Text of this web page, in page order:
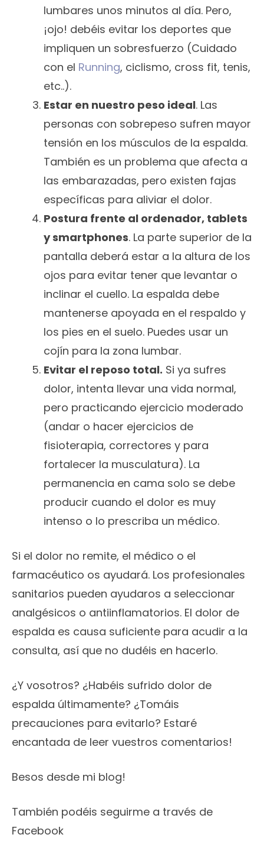
lumbares unos minutos al día. Pero,
¡ojo! debéis evitar los deportes que
impliquen un sobresfuerzo (Cuidado
con el Running, ciclismo, cross fit, tenis,
etc..).
Estar en nuestro peso ideal. Las
personas con sobrepeso sufren mayor
tensión en los músculos de la espalda.
También es un problema que afecta a
las embarazadas, pero existen fajas
específicas para aliviar el dolor.
Postura frente al ordenador, tablets
y smartphones. La parte superior de la
pantalla deberá estar a la altura de los
ojos para evitar tener que levantar o
inclinar el cuello. La espalda debe
mantenerse apoyada en el respaldo y
los pies en el suelo. Puedes usar un
cojín para la zona lumbar.
Evitar el reposo total. Si ya sufres
dolor, intenta llevar una vida normal,
pero practicando ejercicio moderado
(andar o hacer ejercicios de
fisioterapia, correctores y para
fortalecer la musculatura). La
permanencia en cama solo se debe
producir cuando el dolor es muy
intenso o lo prescriba un médico.
Si el dolor no remite, el médico o el
farmacéutico os ayudará. Los profesionales
sanitarios pueden ayudaros a seleccionar
analgésicos o antiinflamatorios. El dolor de
espalda es causa suficiente para acudir a la
consulta, así que no dudéis en hacerlo.
¿Y vosotros? ¿Habéis sufrido dolor de
espalda últimamente? ¿Tomáis
precauciones para evitarlo? Estaré
encantada de leer vuestros comentarios!
Besos desde mi blog!
También podéis seguirme a través de
Facebook